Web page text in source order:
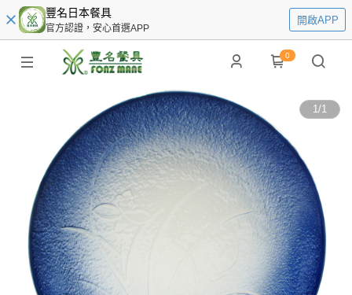
豐名日本餐具
官方認證，安心首選APP
開啟APP
0
1/1